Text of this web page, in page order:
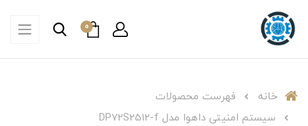
0
خانه
فهرست محصولات
سیستم امنیتی داهوا مدل DP72S2512-f